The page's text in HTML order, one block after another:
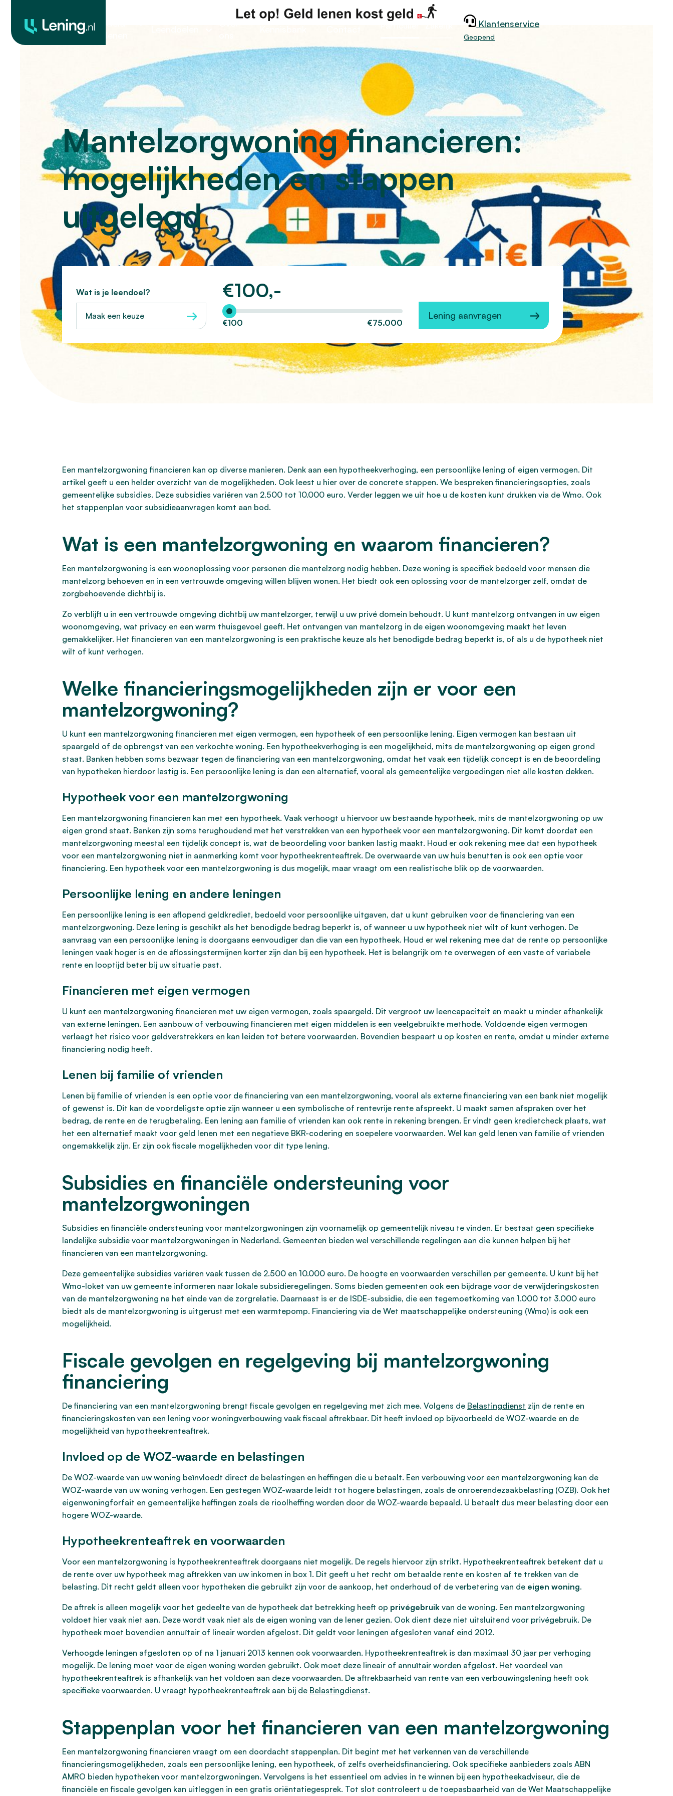
Klantenservice
Geopend
Mantelzorgwoning financieren:
mogelijkheden en stappen
uitgelegd
Wat is je leendoel?
Maak een keuze
€100,-
Hoeveel wilt u lenen?
€100 €75.000
Lening aanvragen
Een mantelzorgwoning financieren kan op diverse manieren. Denk aan een hypotheekverhoging, een persoonlijke lening of eigen vermogen. Dit
artikel geeft u een helder overzicht van de mogelijkheden. Ook leest u hier over de concrete stappen. We bespreken financieringsopties, zoals
gemeentelijke subsidies. Deze subsidies variëren van 2.500 tot 10.000 euro. Verder leggen we uit hoe u de kosten kunt drukken via de Wmo. Ook
het stappenplan voor subsidieaanvragen komt aan bod.
Wat is een mantelzorgwoning en waarom financieren?
Een mantelzorgwoning is een woonoplossing voor personen die mantelzorg nodig hebben. Deze woning is specifiek bedoeld voor mensen die
mantelzorg behoeven en in een vertrouwde omgeving willen blijven wonen. Het biedt ook een oplossing voor de mantelzorger zelf, omdat de
zorgbehoevende dichtbij is.
Zo verblijft u in een vertrouwde omgeving dichtbij uw mantelzorger, terwijl u uw privé domein behoudt. U kunt mantelzorg ontvangen in uw eigen
woonomgeving, wat privacy en een warm thuisgevoel geeft. Het ontvangen van mantelzorg in de eigen woonomgeving maakt het leven
gemakkelijker. Het financieren van een mantelzorgwoning is een praktische keuze als het benodigde bedrag beperkt is, of als u de hypotheek niet
wilt of kunt verhogen.
Welke financieringsmogelijkheden zijn er voor een
mantelzorgwoning?
U kunt een mantelzorgwoning financieren met eigen vermogen, een hypotheek of een persoonlijke lening. Eigen vermogen kan bestaan uit
spaargeld of de opbrengst van een verkochte woning. Een hypotheekverhoging is een mogelijkheid, mits de mantelzorgwoning op eigen grond
staat. Banken hebben soms bezwaar tegen de financiering van een mantelzorgwoning, omdat het vaak een tijdelijk concept is en de beoordeling
van hypotheken hierdoor lastig is. Een persoonlijke lening is dan een alternatief, vooral als gemeentelijke vergoedingen niet alle kosten dekken.
Hypotheek voor een mantelzorgwoning
Een mantelzorgwoning financieren kan met een hypotheek. Vaak verhoogt u hiervoor uw bestaande hypotheek, mits de mantelzorgwoning op uw
eigen grond staat. Banken zijn soms terughoudend met het verstrekken van een hypotheek voor een mantelzorgwoning. Dit komt doordat een
mantelzorgwoning meestal een tijdelijk concept is, wat de beoordeling voor banken lastig maakt. Houd er ook rekening mee dat een hypotheek
voor een mantelzorgwoning niet in aanmerking komt voor hypotheekrenteaftrek. De overwaarde van uw huis benutten is ook een optie voor
financiering. Een hypotheek voor een mantelzorgwoning is dus mogelijk, maar vraagt om een realistische blik op de voorwaarden.
Persoonlijke lening en andere leningen
Een persoonlijke lening is een aflopend geldkrediet, bedoeld voor persoonlijke uitgaven, dat u kunt gebruiken voor de financiering van een
mantelzorgwoning. Deze lening is geschikt als het benodigde bedrag beperkt is, of wanneer u uw hypotheek niet wilt of kunt verhogen. De
aanvraag van een persoonlijke lening is doorgaans eenvoudiger dan die van een hypotheek. Houd er wel rekening mee dat de rente op persoonlijke
leningen vaak hoger is en de aflossingstermijnen korter zijn dan bij een hypotheek. Het is belangrijk om te overwegen of een vaste of variabele
rente en looptijd beter bij uw situatie past.
Financieren met eigen vermogen
U kunt een mantelzorgwoning financieren met uw eigen vermogen, zoals spaargeld. Dit vergroot uw leencapaciteit en maakt u minder afhankelijk
van externe leningen. Een aanbouw of verbouwing financieren met eigen middelen is een veelgebruikte methode. Voldoende eigen vermogen
verlaagt het risico voor geldverstrekkers en kan leiden tot betere voorwaarden. Bovendien bespaart u op kosten en rente, omdat u minder externe
financiering nodig heeft.
Lenen bij familie of vrienden
Lenen bij familie of vrienden is een optie voor de financiering van een mantelzorgwoning, vooral als externe financiering van een bank niet mogelijk
of gewenst is. Dit kan de voordeligste optie zijn wanneer u een symbolische of rentevrije rente afspreekt. U maakt samen afspraken over het
bedrag, de rente en de terugbetaling. Een lening aan familie of vrienden kan ook rente in rekening brengen. Er vindt geen kredietcheck plaats, wat
het een alternatief maakt voor geld lenen met een negatieve BKR-codering en soepelere voorwaarden. Wel kan geld lenen van familie of vrienden
ongemakkelijk zijn. Er zijn ook fiscale mogelijkheden voor dit type lening.
Subsidies en financiële ondersteuning voor
mantelzorgwoningen
Subsidies en financiële ondersteuning voor mantelzorgwoningen zijn voornamelijk op gemeentelijk niveau te vinden. Er bestaat geen specifieke
landelijke subsidie voor mantelzorgwoningen in Nederland. Gemeenten bieden wel verschillende regelingen aan die kunnen helpen bij het
financieren van een mantelzorgwoning.
Deze gemeentelijke subsidies variëren vaak tussen de 2.500 en 10.000 euro. De hoogte en voorwaarden verschillen per gemeente. U kunt bij het
Wmo-loket van uw gemeente informeren naar lokale subsidieregelingen. Soms bieden gemeenten ook een bijdrage voor de verwijderingskosten
van de mantelzorgwoning na het einde van de zorgrelatie. Daarnaast is er de ISDE-subsidie, die een tegemoetkoming van 1.000 tot 3.000 euro
biedt als de mantelzorgwoning is uitgerust met een warmtepomp. Financiering via de Wet maatschappelijke ondersteuning (Wmo) is ook een
mogelijkheid.
Fiscale gevolgen en regelgeving bij mantelzorgwoning
financiering
De financiering van een mantelzorgwoning brengt fiscale gevolgen en regelgeving met zich mee. Volgens de Belastingdienst zijn de rente en
financieringskosten van een lening voor woningverbouwing vaak fiscaal aftrekbaar. Dit heeft invloed op bijvoorbeeld de WOZ-waarde en de
mogelijkheid van hypotheekrenteaftrek.
Invloed op de WOZ-waarde en belastingen
De WOZ-waarde van uw woning beïnvloedt direct de belastingen en heffingen die u betaalt. Een verbouwing voor een mantelzorgwoning kan de
WOZ-waarde van uw woning verhogen. Een gestegen WOZ-waarde leidt tot hogere belastingen, zoals de onroerendezaakbelasting (OZB). Ook het
eigenwoningforfait en gemeentelijke heffingen zoals de rioolheffing worden door de WOZ-waarde bepaald. U betaalt dus meer belasting door een
hogere WOZ-waarde.
Hypotheekrenteaftrek en voorwaarden
Voor een mantelzorgwoning is hypotheekrenteaftrek doorgaans niet mogelijk. De regels hiervoor zijn strikt. Hypotheekrenteaftrek betekent dat u
de rente over uw hypotheek mag aftrekken van uw inkomen in box 1. Dit geeft u het recht om betaalde rente en kosten af te trekken van de
belasting. Dit recht geldt alleen voor hypotheken die gebruikt zijn voor de aankoop, het onderhoud of de verbetering van de eigen woning.
De aftrek is alleen mogelijk voor het gedeelte van de hypotheek dat betrekking heeft op privégebruik van de woning. Een mantelzorgwoning
voldoet hier vaak niet aan. Deze wordt vaak niet als de eigen woning van de lener gezien. Ook dient deze niet uitsluitend voor privégebruik. De
hypotheek moet bovendien annuïtair of lineair worden afgelost. Dit geldt voor leningen afgesloten vanaf eind 2012.
Verhoogde leningen afgesloten op of na 1 januari 2013 kennen ook voorwaarden. Hypotheekrenteaftrek is dan maximaal 30 jaar per verhoging
mogelijk. De lening moet voor de eigen woning worden gebruikt. Ook moet deze lineair of annuïtair worden afgelost. Het voordeel van
hypotheekrenteaftrek is afhankelijk van het voldoen aan deze voorwaarden. De aftrekbaarheid van rente van een verbouwingslening heeft ook
specifieke voorwaarden. U vraagt hypotheekrenteaftrek aan bij de Belastingdienst.
Stappenplan voor het financieren van een mantelzorgwoning
Een mantelzorgwoning financieren vraagt om een doordacht stappenplan. Dit begint met het verkennen van de verschillende
financieringsmogelijkheden, zoals een persoonlijke lening, een hypotheek, of zelfs overheidsfinanciering. Ook specifieke aanbieders zoals ABN
AMRO bieden hypotheken voor mantelzorgwoningen. Vervolgens is het essentieel om advies in te winnen bij een hypotheekadviseur, die de
financiële en fiscale gevolgen kan uitleggen in een gratis oriëntatiegesprek. Tot slot controleert u de toepasbaarheid van de Wet Maatschappelijke